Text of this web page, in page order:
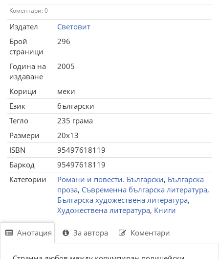
Коментари: 0
Издател
Световит
Брой
страници
296
Година на
издаване
2005
Корици
меки
Език
български
Тегло
235 грама
Размери
20x13
ISBN
95497618119
Баркод
95497618119
Категории
Романи и повести. Български, Българска
проза, Съвременна българска литература,
Българска художествена литература,
Художествена литература, Книги
Анотация За автора Коментари